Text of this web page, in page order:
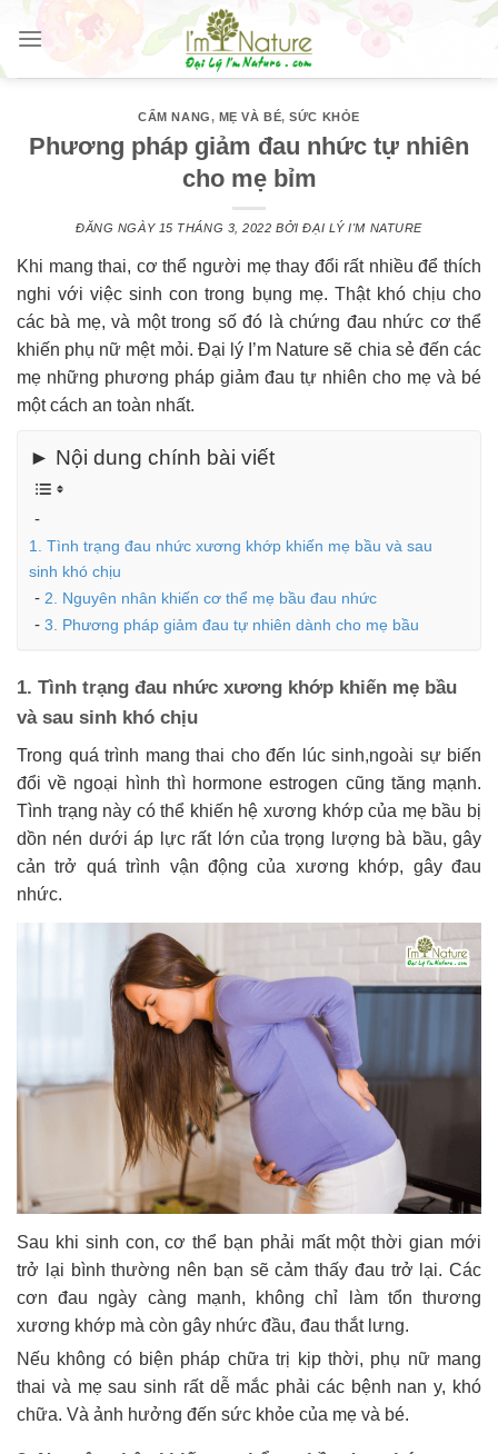
Skip
content
CẨM NANG, MẸ VÀ BÉ,SỨC KHỎE
Phương pháp giảm đau nhức tự nhiên
cho mẹ bỉm
ĐĂNG NGÀY 15 THÁNG 3, 2022 BỞIĐẠI LÝ I'M NATURE
Khi mang thai, cơ thể người mẹ thay đổi rất nhiều để thích
nghi với việc sinh con trong bụng mẹ. Thật khó chịu cho
các bà mẹ, và một trong số đó là chứng đau nhức cơ thể
khiến phụ nữ mệt mỏi. Đại lý I’m Nature sẽ chia sẻ đến các
mẹ những phương pháp giảm đau tự nhiên cho mẹ và bé
một cách an toàn nhất.
► Nội dung chính bài viết
1. Tình trạng đau nhức xương khớp khiến mẹ bầu và sau
sinh khó chịu
2. Nguyên nhân khiến cơ thể mẹ bầu đau nhức
3. Phương pháp giảm đau tự nhiên dành cho mẹ bầu
1. Tình trạng đau nhức xương khớp khiến mẹ bầu
và sau sinh khó chịu
Trong quá trình mang thai cho đến lúc sinh,ngoài sự biến
đổi về ngoại hình thì hormone estrogen cũng tăng mạnh.
Tình trạng này có thể khiến hệ xương khớp của mẹ bầu bị
dồn nén dưới áp lực rất lớn của trọng lượng bà bầu, gây
cản trở quá trình vận động của xương khớp, gây đau
nhức.
Sau khi sinh con, cơ thể bạn phải mất một thời gian mới
trở lại bình thường nên bạn sẽ cảm thấy đau trở lại. Các
cơn đau ngày càng mạnh, không chỉ làm tổn thương
xương khớp mà còn gây nhức đầu, đau thắt lưng.
Nếu không có biện pháp chữa trị kịp thời, phụ nữ mang
thai và mẹ sau sinh rất dễ mắc phải các bệnh nan y, khó
chữa. Và ảnh hưởng đến sức khỏe của mẹ và bé.